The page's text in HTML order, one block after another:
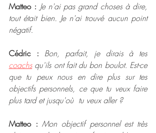
Matteo : Je n'ai pas grand choses à dire,
tout était bien. Je n'ai trouvé aucun point
négatif.
Cédric :
Bon, parfait, je dirais à tes
coachs qu'ils ont fait du bon boulot. Est-ce
que tu peux nous en dire plus sur tes
objectifs personnels, ce que tu veux faire
plus tard et jusqu'où  tu veux aller ?
Matteo : Mon objectif personnel est très